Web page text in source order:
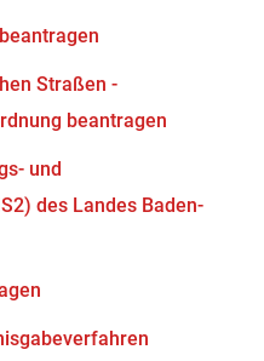
Straßen -
beantragen
und
des Landes Baden-